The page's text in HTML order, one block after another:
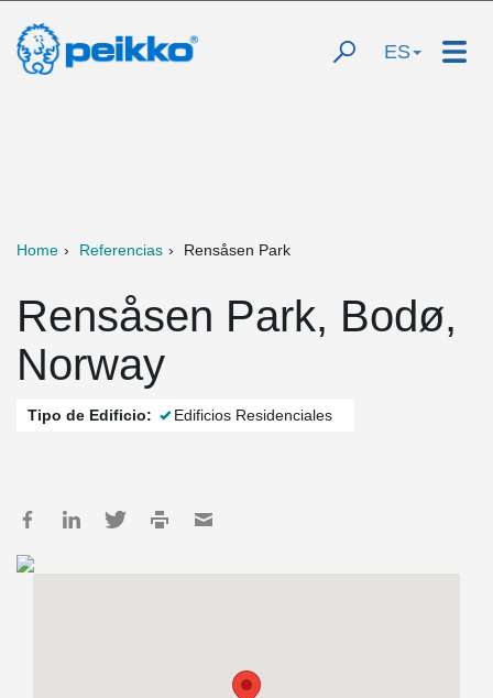
ES
Home Referencias Rensåsen Park
Rensåsen Park, Bodø,
Norway
Tipo de Edificio: Edificios Residenciales